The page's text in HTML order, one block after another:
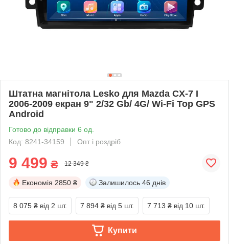
Штатна магнітола Lesko для Mazda CX-7 I
2006-2009 екран 9" 2/32 Gb/ 4G/ Wi-Fi Top GPS
Android
Готово до відправки 6 од.
Код: 8241-34159
Опт і роздріб
9 499 ₴ 12 349 ₴
Економія 2850 ₴ Залишилось 46 днів
8 075 ₴ від 2 шт. 7 894 ₴ від 5 шт. 7 713 ₴ від 10 шт.
Купити